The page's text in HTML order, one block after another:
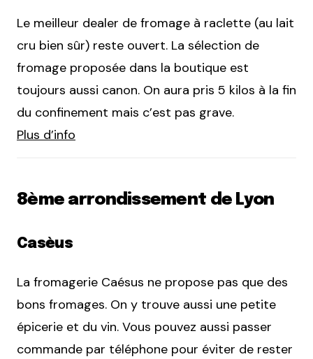
Le meilleur dealer de fromage à raclette (au lait
cru bien sûr) reste ouvert. La sélection de
fromage proposée dans la boutique est
toujours aussi canon. On aura pris 5 kilos à la fin
du confinement mais c’est pas grave.
Plus d’info
8ème arrondissement de Lyon
Casèus
La fromagerie Caésus ne propose pas que des
bons fromages. On y trouve aussi une petite
épicerie et du vin. Vous pouvez aussi passer
commande par téléphone pour éviter de rester